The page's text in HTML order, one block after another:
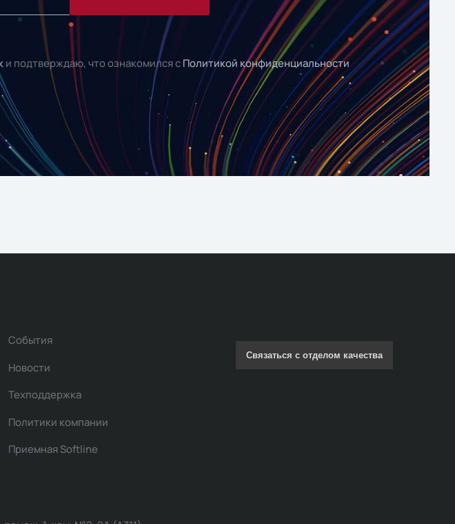
и подтверждаю, что ознакомился с Политикой конфиденциальности
События
Новости
Техподдержка
Политики компании
Приемная Softline
Связаться с отделом качества